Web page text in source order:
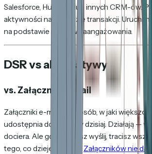
Salesforce, HubSpot lub innych CRM-ów.
aktywności na rekordzie transakcji.
na podstawie progów zaangażowania.
DSR vs alternatywy
vs. Załączniki e-mail
Załączniki e-mail to sposób, w jaki
udostępnia dokumenty dzisiaj. Działają — w
dociera. Ale gdy klikniesz wyślij, tracisz
tego, co dzieje się dalej. Załączników nie da